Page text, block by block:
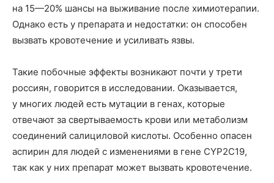
на 15—20% шансы на выживание после химиотерапии.
Однако есть у препарата и недостатки: он способен
вызвать кровотечение и усиливать язвы.
Такие побочные эффекты возникают почти у трети
россиян, говорится в исследовании. Оказывается,
у многих людей есть мутации в генах, которые
отвечают за свертываемость крови или метаболизм
соединений салициловой кислоты. Особенно опасен
аспирин для людей с изменениями в гене CYP2C19,
так как у них препарат может вызвать кровотечение.